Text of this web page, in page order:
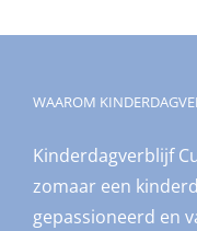
WAAROM
Kinderdagverblijf
zomaar een
gepassioneerd en